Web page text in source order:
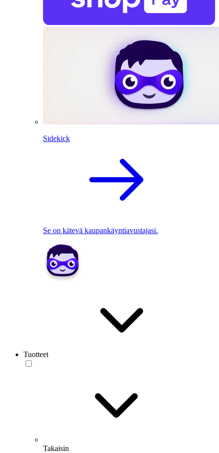
Sidekick
Se on kätevä kaupankäyntiavustajasi.
Tuotteet
Takaisin